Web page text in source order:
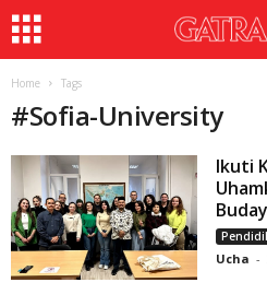
Home Tags
#Sofia-University
Ikuti
Ucha -